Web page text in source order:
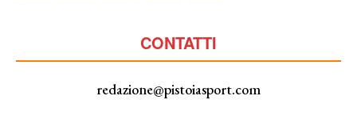
CONTATTI
redazione@pistoiasport.com